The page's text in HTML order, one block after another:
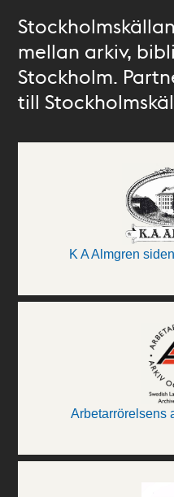
mellan arkiv,
Stockholm.
till
K A Almgren
Arbetarrörelsens